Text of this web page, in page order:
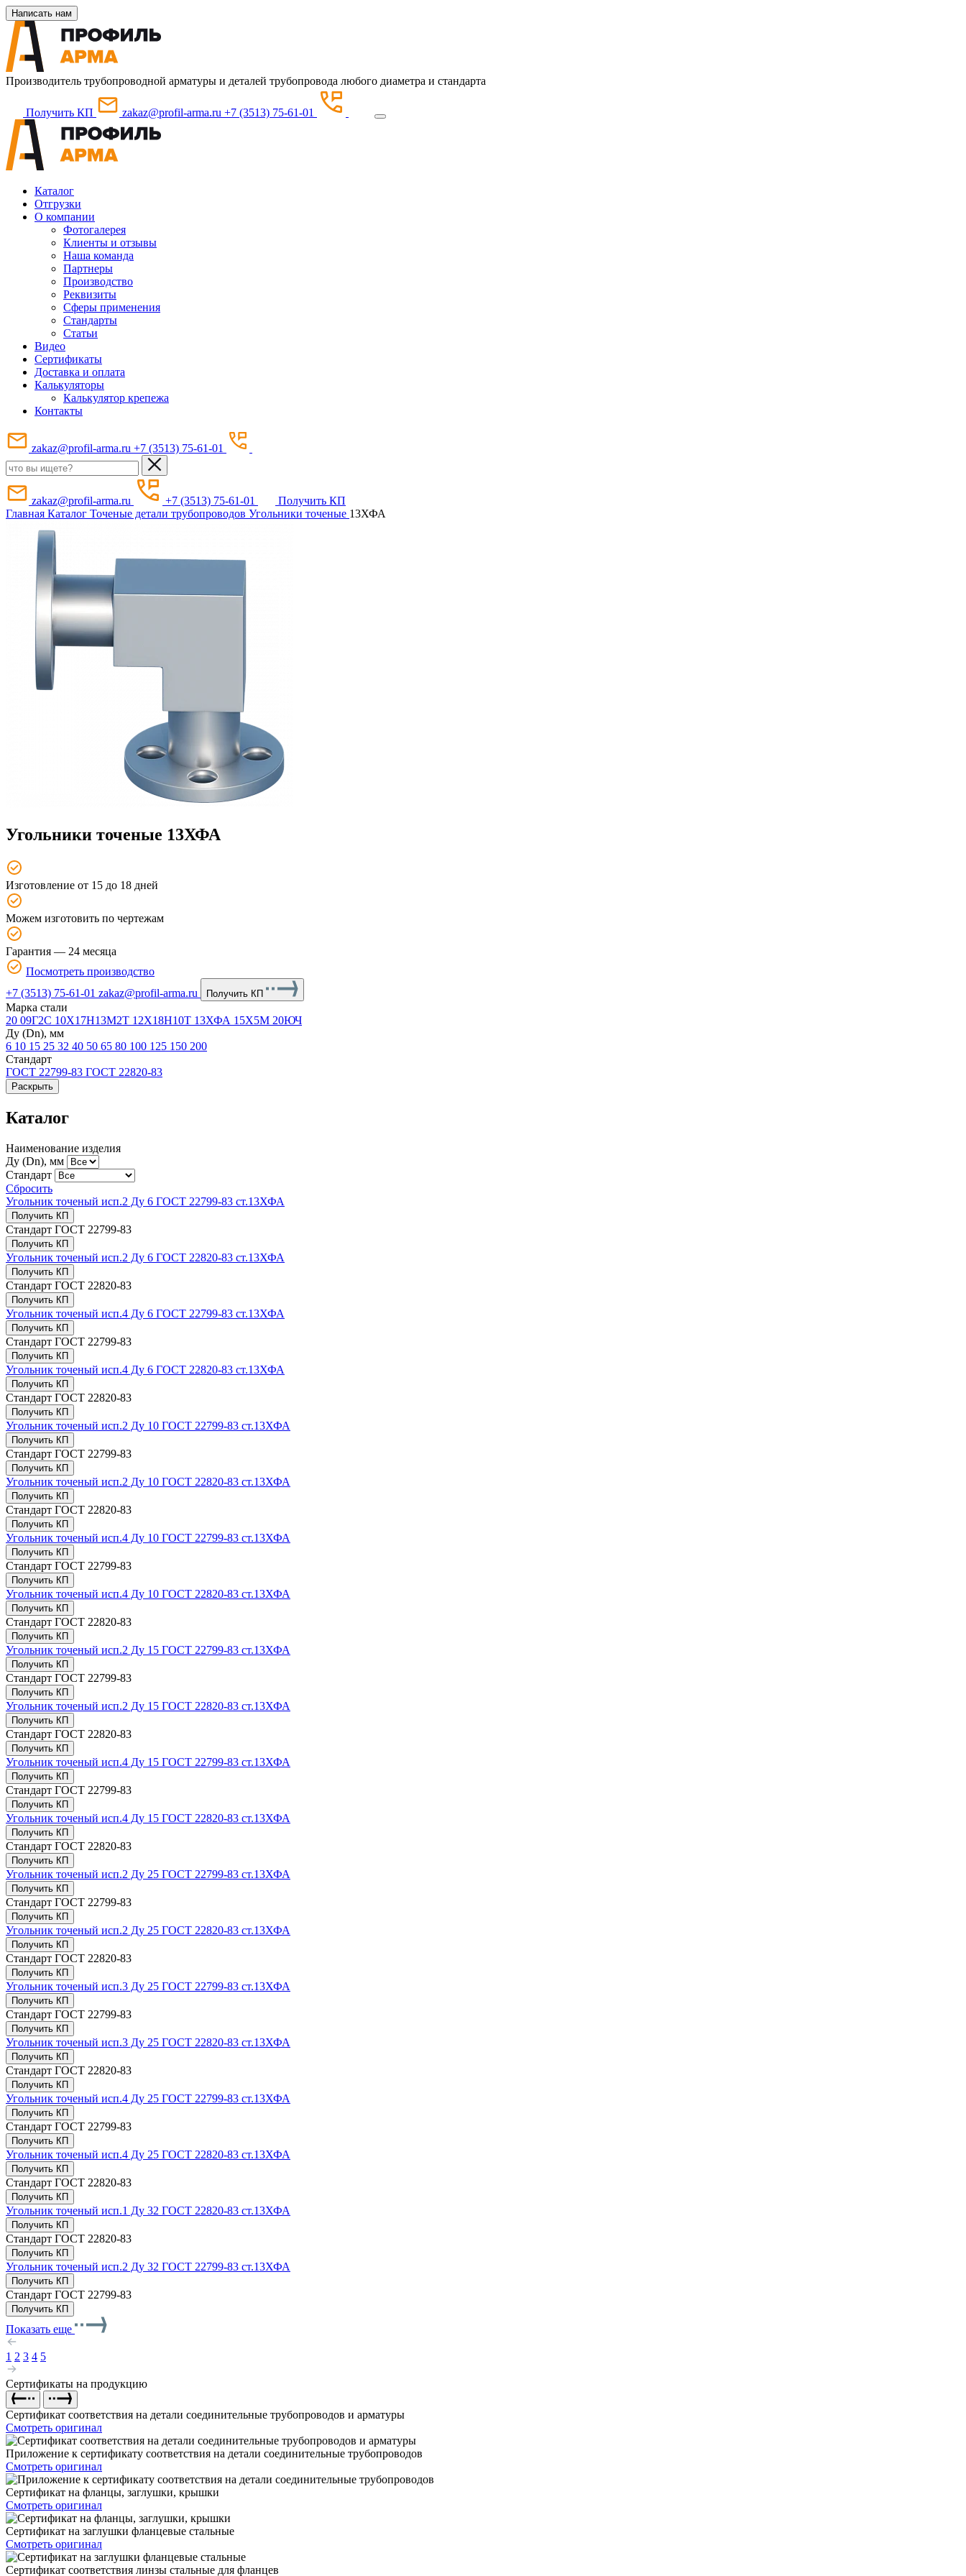
Написать нам
Производитель трубопроводной арматуры и деталей трубопровода любого диаметра и стандарта
Получить КП zakaz@profil-arma.ru +7 (3513) 75-61-01
Каталог
Отгрузки
О компании
Фотогалерея
Клиенты и отзывы
Наша команда
Партнеры
Производство
Реквизиты
Сферы применения
Стандарты
Статьи
Видео
Сертификаты
Доставка и оплата
Калькуляторы
Калькулятор крепежа
Контакты
zakaz@profil-arma.ru +7 (3513) 75-61-01
zakaz@profil-arma.ru +7 (3513) 75-61-01
Получить КП
Главная Каталог Точеные детали трубопроводов Угольники точеные 13ХФА
Угольники точеные 13ХФА
Изготовление от 15 до 18 дней
Можем изготовить по чертежам
Гарантия — 24 месяца
Посмотреть производство
+7 (3513) 75-61-01 zakaz@profil-arma.ru Получить КП
Марка стали
20 09Г2С 10Х17Н13М2Т 12Х18Н10Т 13ХФА 15Х5М 20ЮЧ
Ду (Dn), мм
6 10 15 25 32 40 50 65 80 100 125 150 200
Стандарт
ГОСТ 22799-83 ГОСТ 22820-83
Раскрыть
Каталог
Наименование изделия
Ду (Dn), мм
Стандарт
Сбросить
Угольник точеный исп.2 Ду 6 ГОСТ 22799-83 ст.13ХФА
Получить КП
Стандарт ГОСТ 22799-83
Получить КП
Угольник точеный исп.2 Ду 6 ГОСТ 22820-83 ст.13ХФА
Получить КП
Стандарт ГОСТ 22820-83
Получить КП
Угольник точеный исп.4 Ду 6 ГОСТ 22799-83 ст.13ХФА
Получить КП
Стандарт ГОСТ 22799-83
Получить КП
Угольник точеный исп.4 Ду 6 ГОСТ 22820-83 ст.13ХФА
Получить КП
Стандарт ГОСТ 22820-83
Получить КП
Угольник точеный исп.2 Ду 10 ГОСТ 22799-83 ст.13ХФА
Получить КП
Стандарт ГОСТ 22799-83
Получить КП
Угольник точеный исп.2 Ду 10 ГОСТ 22820-83 ст.13ХФА
Получить КП
Стандарт ГОСТ 22820-83
Получить КП
Угольник точеный исп.4 Ду 10 ГОСТ 22799-83 ст.13ХФА
Получить КП
Стандарт ГОСТ 22799-83
Получить КП
Угольник точеный исп.4 Ду 10 ГОСТ 22820-83 ст.13ХФА
Получить КП
Стандарт ГОСТ 22820-83
Получить КП
Угольник точеный исп.2 Ду 15 ГОСТ 22799-83 ст.13ХФА
Получить КП
Стандарт ГОСТ 22799-83
Получить КП
Угольник точеный исп.2 Ду 15 ГОСТ 22820-83 ст.13ХФА
Получить КП
Стандарт ГОСТ 22820-83
Получить КП
Угольник точеный исп.4 Ду 15 ГОСТ 22799-83 ст.13ХФА
Получить КП
Стандарт ГОСТ 22799-83
Получить КП
Угольник точеный исп.4 Ду 15 ГОСТ 22820-83 ст.13ХФА
Получить КП
Стандарт ГОСТ 22820-83
Получить КП
Угольник точеный исп.2 Ду 25 ГОСТ 22799-83 ст.13ХФА
Получить КП
Стандарт ГОСТ 22799-83
Получить КП
Угольник точеный исп.2 Ду 25 ГОСТ 22820-83 ст.13ХФА
Получить КП
Стандарт ГОСТ 22820-83
Получить КП
Угольник точеный исп.3 Ду 25 ГОСТ 22799-83 ст.13ХФА
Получить КП
Стандарт ГОСТ 22799-83
Получить КП
Угольник точеный исп.3 Ду 25 ГОСТ 22820-83 ст.13ХФА
Получить КП
Стандарт ГОСТ 22820-83
Получить КП
Угольник точеный исп.4 Ду 25 ГОСТ 22799-83 ст.13ХФА
Получить КП
Стандарт ГОСТ 22799-83
Получить КП
Угольник точеный исп.4 Ду 25 ГОСТ 22820-83 ст.13ХФА
Получить КП
Стандарт ГОСТ 22820-83
Получить КП
Угольник точеный исп.1 Ду 32 ГОСТ 22820-83 ст.13ХФА
Получить КП
Стандарт ГОСТ 22820-83
Получить КП
Угольник точеный исп.2 Ду 32 ГОСТ 22799-83 ст.13ХФА
Получить КП
Стандарт ГОСТ 22799-83
Получить КП
Показать еще
1 2 3 4 5
Сертификаты на продукцию
Сертификат соответствия на детали соединительные трубопроводов и арматуры
Смотреть оригинал
Приложение к сертификату соответствия на детали соединительные трубопроводов
Смотреть оригинал
Сертификат на фланцы, заглушки, крышки
Смотреть оригинал
Сертификат на заглушки фланцевые стальные
Смотреть оригинал
Сертификат соответствия линзы стальные для фланцев